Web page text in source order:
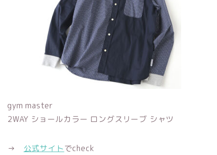
gym master
2WAY ショールカラー ロングスリーブ シャツ
→ 公式サイトでcheck